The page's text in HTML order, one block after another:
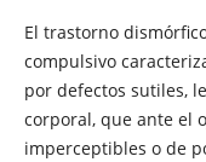
El trastorno
compulsivo
por defectos sutiles,
corporal, que ante el
imperceptibles o de